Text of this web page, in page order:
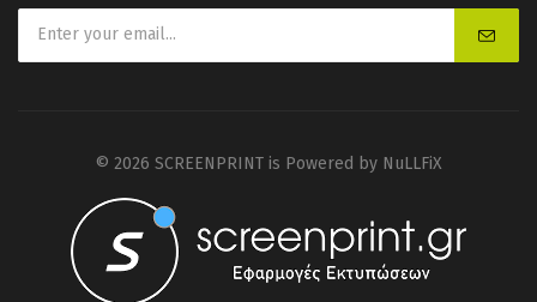
© 2026 SCREENPRINT is Powered by NuLLFiX